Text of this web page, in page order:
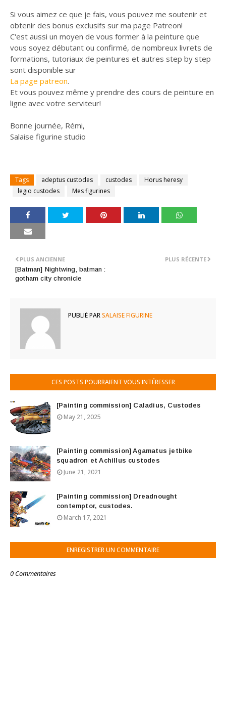
Si vous aimez ce que je fais, vous pouvez me soutenir et
obtenir des bonus exclusifs sur ma page Patreon!
C'est aussi un moyen de vous former à la peinture que
vous soyez débutant ou confirmé, de nombreux livrets de
formations, tutoriaux de peintures et autres step by step
sont disponible sur
La page patreon.
Et vous pouvez même y prendre des cours de peinture en
ligne avec votre serviteur!
Bonne journée, Rémi,
Salaise figurine studio
Tags adeptus custodes custodes
Horus heresy
legio custodes
Mes figurines
PLUS RÉCENTE
PLUS ANCIENNE
[Batman] Nightwing, batman :
gotham city chronicle
PUBLIÉ PARSALAISE FIGURINE
CES POSTS POURRAIENT VOUS INTÉRESSER
[Painting commission] Caladius, Custodes
May 21, 2025
[Painting commission] Agamatus jetbike
squadron et Achillus custodes
June 21, 2021
[Painting commission] Dreadnought
contemptor, custodes.
March 17, 2021
ENREGISTRER UN COMMENTAIRE
0 Commentaires